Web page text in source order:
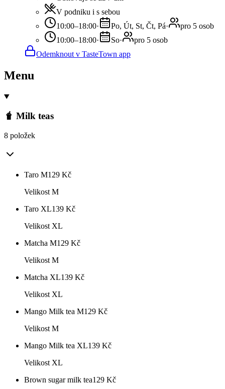
V podniku i s sebou
10:00–18:00· Po, Út, St, Čt, Pá·
pro 5 osob
10:00–18:00· So·
pro 5 osob
Odemknout v TasteTown app
Menu
🧋 Milk teas
8 položek
Taro M129 Kč
Velikost M
Taro XL139 Kč
Velikost XL
Matcha M129 Kč
Velikost M
Matcha XL139 Kč
Velikost XL
Mango Milk tea M129 Kč
Velikost M
Mango Milk tea XL139 Kč
Velikost XL
Brown sugar milk tea129 Kč